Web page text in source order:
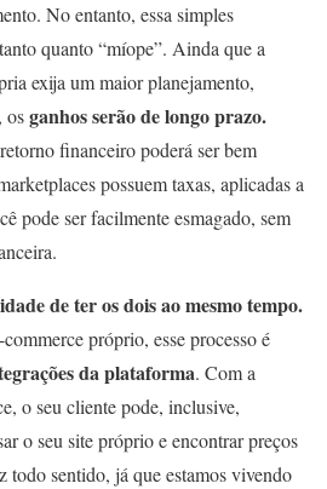
No entanto, essa simples
quanto “míope”. Ainda que a
exija um maior planejamento,
osganhos serão de longo prazo.
financeiro poderá ser bem
possuem taxas, aplicadas a
pode ser facilmente esmagado, sem
de ter os dois ao mesmo tempo.
próprio, esse processo é
da plataforma. Com a
o seu cliente pode, inclusive,
o seu site próprio e encontrar preços
todo sentido, já que estamos vivendo